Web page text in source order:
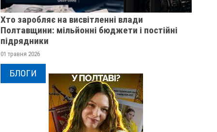
ЖІНКА ШТОВХНУЛА
ТЦКАШНИКА ПІД МАШИНУ -
МАШИНА НАЇХАЛА ЙОМУ НА
НОГУ
21 листопада 2025 0
ПОЛТАВСЬКИМ
Хто заробляє на висвітленні влади
Полтавщини: мільйонні бюджети і постійні
підрядники
01 травня 2026
БЛОГИ